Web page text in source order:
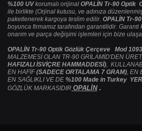
%100 UVkorumalı orijinal OPALİN Tr-90 Optik
ile birlikte (Orjinal kutusu, ve adınıza
paketlenerek kargoya teslim edilir. OPALİN Tr-
boyunca firmamız tarafından garantilidir. Garanti
onarım ve parça değişimi işlemleri için bize
OPALİN Tr-90 Optik Gözlük Çerçeve Mod 1093
MALZEMESİ OLAN TR-90 GRİLAMİD'DEN
HAFIZALI İSVİÇRE HAMMADDESİ),
EN HAFİF(SADECE ORTALAMA 7 GRAM), EN
EN SAĞLIKLI VE DE %100 Made in Turkey
GÖZLÜK MARKASIDIR OPALİN.